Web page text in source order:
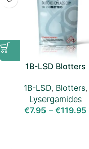
1B-LSD Blotters
1B-LSD, Blotters,
Lysergamides
€7.95 – €119.95